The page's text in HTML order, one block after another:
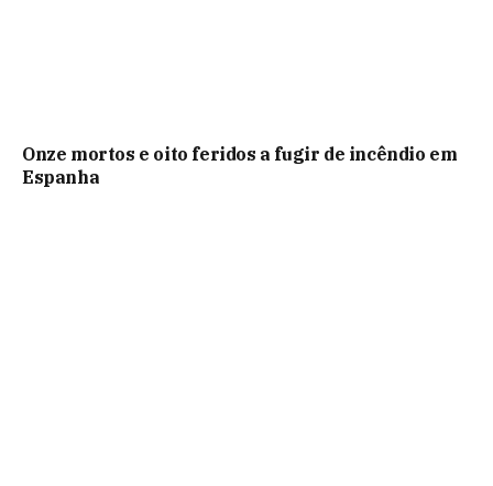
Onze mortos e oito feridos a fugir de incêndio em
Espanha